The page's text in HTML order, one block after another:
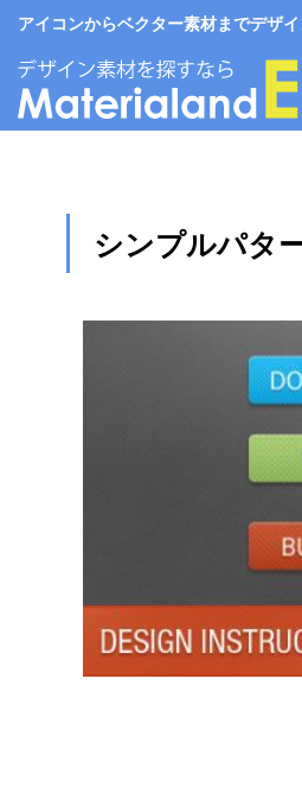
アイコンからベクター素材までデザ
シンプルパタ